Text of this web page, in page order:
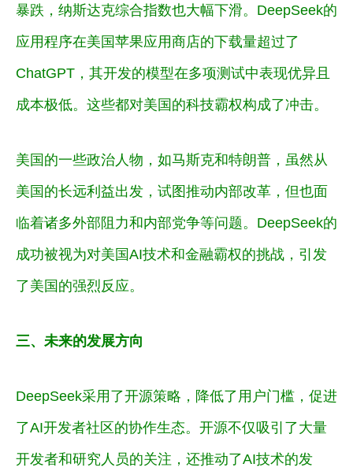
暴跌，纳斯达克综合指数也大幅下滑。DeepSeek的
应用程序在美国苹果应用商店的下载量超过了
ChatGPT，其开发的模型在多项测试中表现优异且
成本极低。这些都对美国的科技霸权构成了冲击。
美国的一些政治人物，如马斯克和特朗普，虽然从
美国的长远利益出发，试图推动内部改革，但也面
临着诸多外部阻力和内部党争等问题。 DeepSeek的
成功被视为对美国AI技术和金融霸权的挑战，引发
了美国的强烈反应。
三、未来的发展方向
DeepSeek采用了开源策略 ，降低了用户门槛，促进
了AI开发者社区的协作生态。开源不仅吸引了大量
开发者和研究人员的关注，还推动了AI技术的发